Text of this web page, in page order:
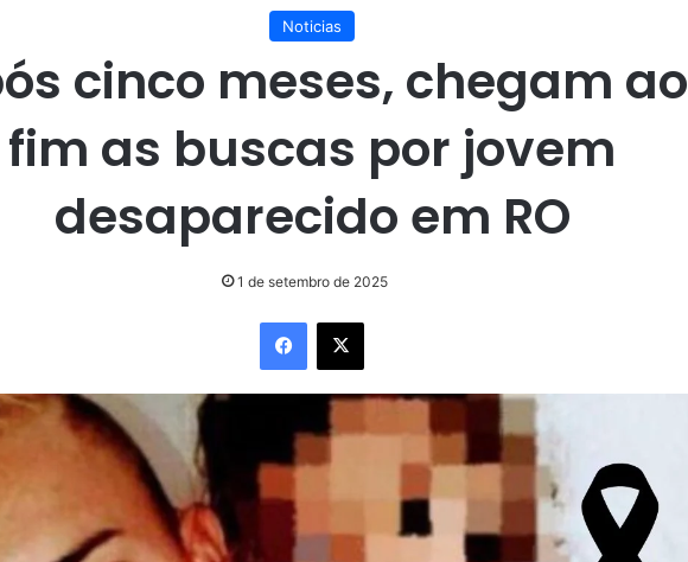
Noticias
cinco meses, chegam ao
fim as buscas por jovem
desaparecido em RO
1 de setembro de 2025
Facebook
X